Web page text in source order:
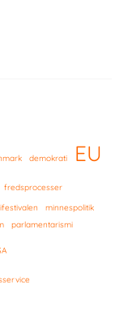
demokrati EU
fredsprocesser
minnespolitik
parlamentarismi